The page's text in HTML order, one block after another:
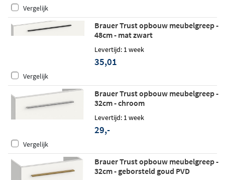
Vergelijk
Brauer Trust opbouw meubelgreep -
48cm - mat zwart
Levertijd: 1 week
35,01
Vergelijk
Brauer Trust opbouw meubelgreep -
32cm - chroom
Levertijd: 1 week
29,-
Vergelijk
Brauer Trust opbouw meubelgreep -
32cm - geborsteld goud PVD